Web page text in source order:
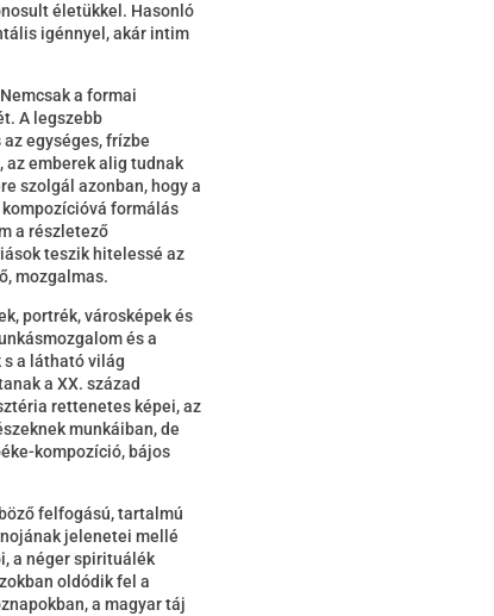
életükkel. Hasonló
igénnyel, akár intim
a formai
A legszebb
egységes, frízbe
az emberek alig tudnak
szolgál azonban, hogy a
formálás
a részletező
teszik hitelessé az
mozgalmas.
portrék, városképek és
és a
s a látható világ
a XX. század
rettenetes képei, az
munkáiban, de
kompozíció, bájos
felfogású, tartalmú
jelenetei mellé
a néger spirituálék
oldódik fel a
a magyar táj